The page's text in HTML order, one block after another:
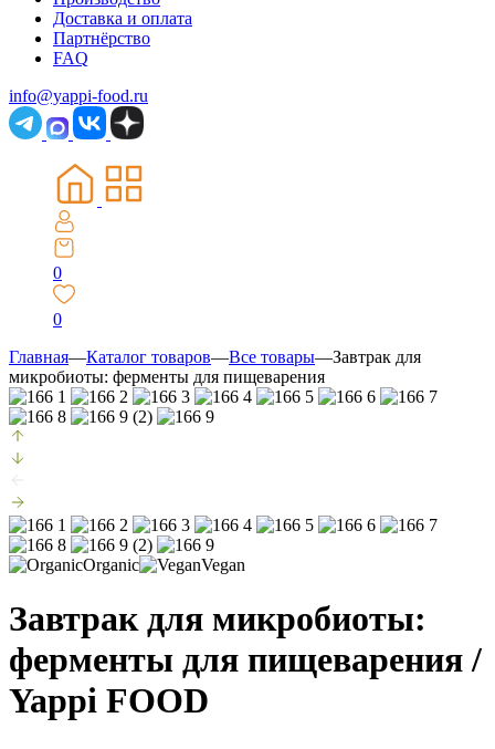
Доставка и оплата
Партнёрство
FAQ
info@yappi-food.ru
0
0
Главная—Каталог товаров—Все товары—Завтрак для
микробиоты: ферменты для пищеварения
Organic Vegan
Завтрак для микробиоты:
ферменты для пищеварения/
Yappi FOOD